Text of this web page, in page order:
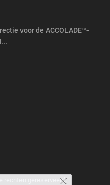
voor de ACCOLADE™-
rechten gereserveerd.